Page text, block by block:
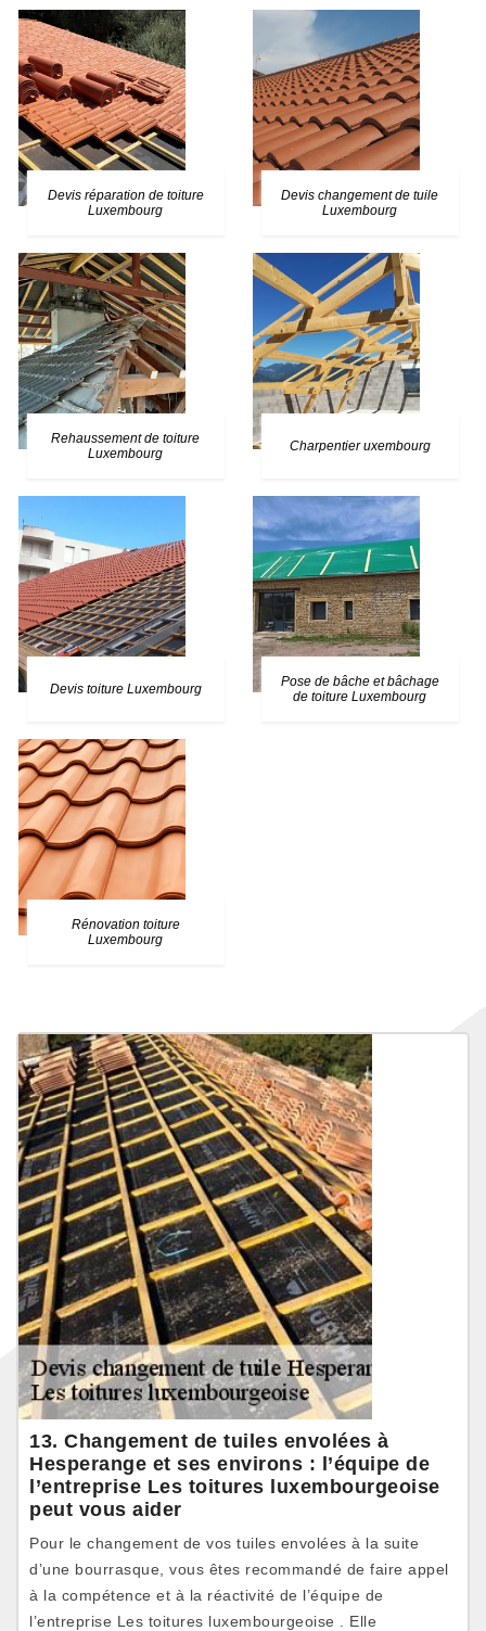
Devis réparation de toiture
Luxembourg
Devis changement de tuile
Luxembourg
Rehaussement de toiture
Luxembourg
Charpentier uxembourg
Devis toiture Luxembourg
Pose de bâche et bâchage
de toiture Luxembourg
Rénovation toiture
Luxembourg
13. Changement de tuiles envolées à
Hesperange et ses environs : l’équipe de
l’entreprise Les toitures luxembourgeoise
peut vous aider
Pour le changement de vos tuiles envolées à la suite
d’une bourrasque, vous êtes recommandé de faire appel
à la compétence et à la réactivité de l’équipe de
l’entreprise Les toitures luxembourgeoise . Elle